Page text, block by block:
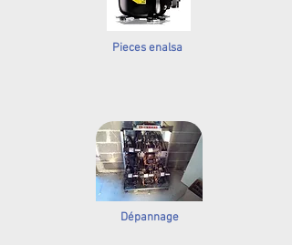
Pieces enalsa
Dépannage